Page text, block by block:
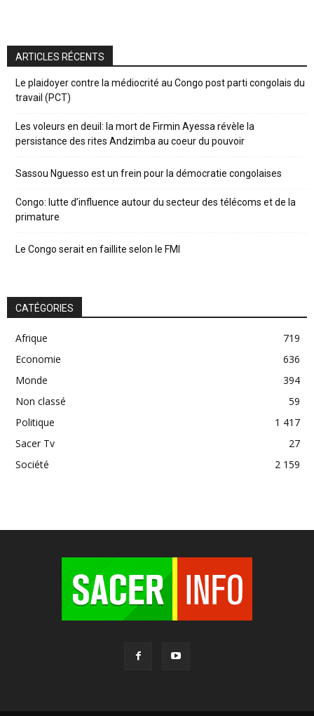
ARTICLES RÉCENTS
Le plaidoyer contre la médiocrité au Congo post parti congolais du
travail (PCT)
Les voleurs en deuil: la mort de Firmin Ayessa révèle la
persistance des rites Andzimba au coeur du pouvoir
Sassou Nguesso est un frein pour la démocratie congolaises
Congo: lutte d’influence autour du secteur des télécoms et de la
primature
Le Congo serait en faillite selon le FMI
CATÉGORIES
Afrique
719
Economie
636
Monde
394
Non classé
59
Politique
1 417
Sacer Tv
27
Société
2 159